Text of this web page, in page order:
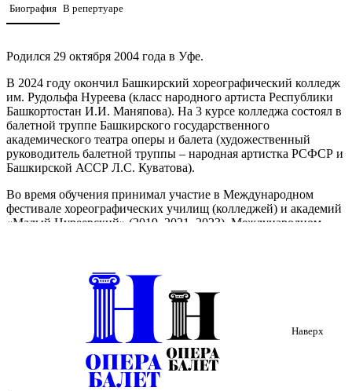
Биография В репертуаре
Родился 29 октября 2004 года в Уфе.
В 2024 году окончил Башкирский хореографический колледж
им. Рудольфа Нуреева (класс народного артиста Республики
Башкортостан И.И. Маняпова). На 3 курсе колледжа состоял в
балетной труппе Башкирского государственного
академического театра оперы и балета (художественный
руководитель балетной труппы – народная артистка РСФСР и
Башкирской АССР Л.С. Куватова).
Во время обучения принимал участие в Международном
фестивале хореографических училищ (колледжей) и академий
«Малый Нуреевский» (2019, 2021, 2023), Международном
Принимал участие в постановках Заслуженного деятеля
искусств России А.М. Полубенцева, народного артиста
Республики Башкортостан Р.А. Абушахманова, заслуженной
артистки России и Республики Саха (Якутия) Е.Л. Тайшиной.
С 2024 года – артист балетной труппы Нижегородского
государственного академического театра оперы и балета им.
А. С. Пушкина.
Наверх